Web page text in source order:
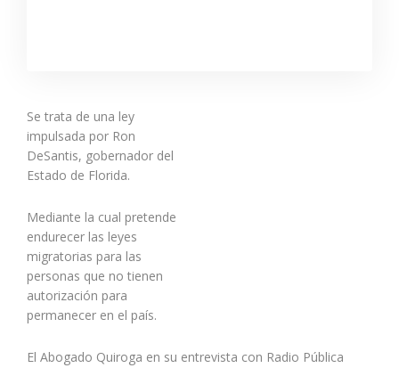
Se trata de una ley
impulsada por Ron
DeSantis, gobernador del
Estado de Florida.
Mediante la cual pretende
endurecer las leyes
migratorias para las
personas que no tienen
autorización para
permanecer en el país.
El Abogado Quiroga en su entrevista con Radio Pública